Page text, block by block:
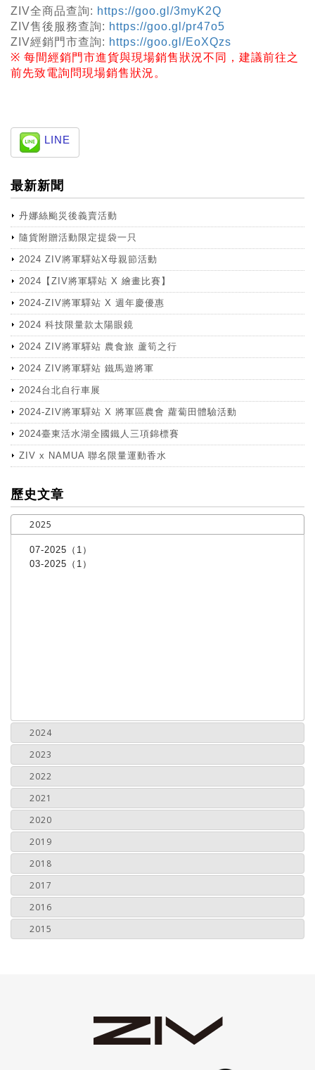
ZIV全商品查詢: https://goo.gl/3myK2Q
ZIV售後服務查詢: https://goo.gl/pr47o5
ZIV經銷門市查詢: https://goo.gl/EoXQzs
※ 每間經銷門市進貨與現場銷售狀況不同，建議前往之
前先致電詢問現場銷售狀況。
LINE
最新新聞
丹娜絲颱災後義賣活動
隨貨附贈活動限定提袋一只
2024 ZIV將軍驛站X母親節活動
2024【ZIV將軍驛站 X 繪畫比賽】
2024-ZIV將軍驛站 X 週年慶優惠
2024 科技限量款太陽眼鏡
2024 ZIV將軍驛站 農食旅 蘆筍之行
2024 ZIV將軍驛站 鐵馬遊將軍
2024台北自行車展
2024-ZIV將軍驛站 X 將軍區農會 蘿蔔田體驗活動
2024臺東活水湖全國鐵人三項錦標賽
ZIV x NAMUA 聯名限量運動香水
more
歷史文章
2025
07-2025（1）
03-2025（1）
2024
2023
2022
2021
2020
2019
2018
2017
2016
2015